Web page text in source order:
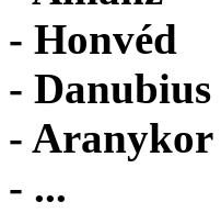
- Honvéd
- Danubius
- Aranykor
- ...